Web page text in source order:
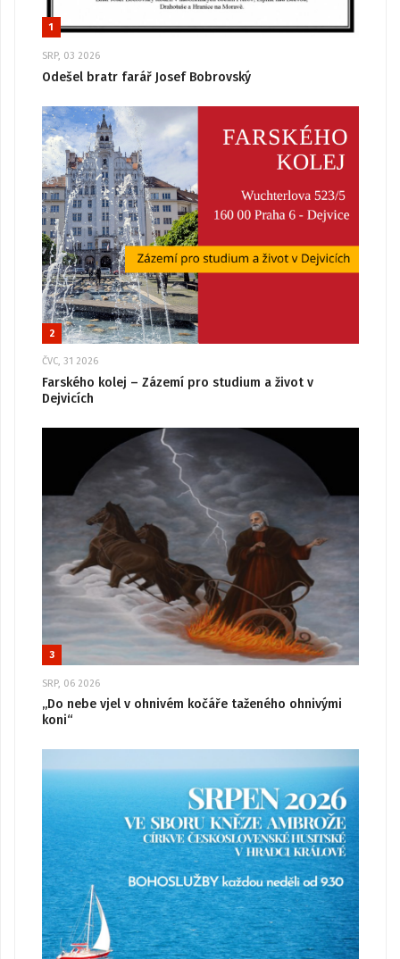
1
SRP, 03 2026
Odešel bratr farář Josef Bobrovský
2
ČVC, 31 2026
Farského kolej – Zázemí pro studium a život v
Dejvicích
3
SRP, 06 2026
„Do nebe vjel v ohnivém kočáře taženého ohnivými
koni“